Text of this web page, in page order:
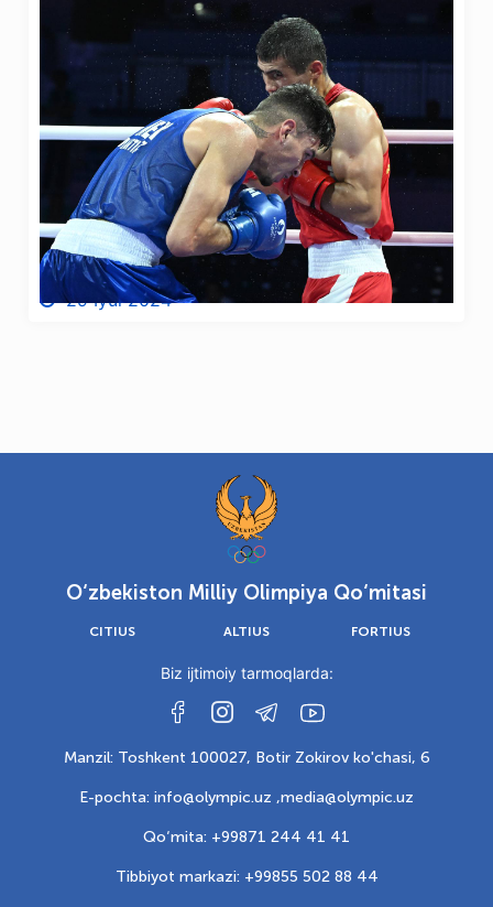
29 Iyul 2024
O‘zbekiston Milliy Olimpiya Qo‘mitasi
CITIUS ALTIUS FORTIUS
Biz ijtimoiy tarmoqlarda:
Manzil: Toshkent 100027, Botir Zokirov ko'chasi, 6
E-pochta: info@olympic.uz ,media@olympic.uz
Qo‘mita: +99871 244 41 41
Tibbiyot markazi: +99855 502 88 44